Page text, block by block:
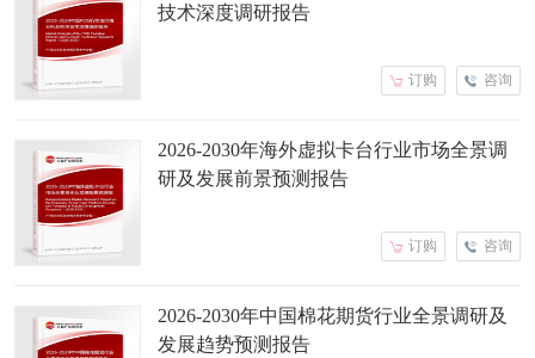
技术深度调研报告
咨询
订购
2026-2030年海外虚拟卡台行业市场全景调
研及发展前景预测报告
咨询
订购
2026-2030年中国棉花期货行业全景调研及
发展趋势预测报告